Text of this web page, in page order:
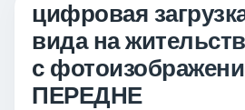
цифровая
вида на
с
ПЕРЕДНЕ